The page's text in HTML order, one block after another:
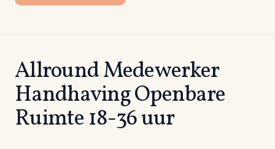
Allround Medewerker
Handhaving Openbare
Ruimte 18-36 uur